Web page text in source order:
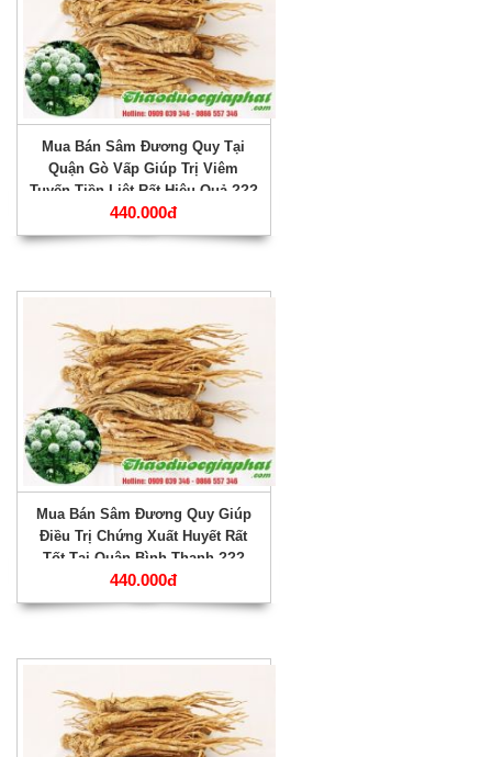
Mua Bán Sâm Đương Quy Tại
Quận Gò Vấp Giúp Trị Viêm
Tuyến Tiền Liệt Rất Hiệu Quả ???
440.000đ
Mua Bán Sâm Đương Quy Giúp
Điều Trị Chứng Xuất Huyết Rất
Tốt Tại Quận Bình Thạnh ???
440.000đ